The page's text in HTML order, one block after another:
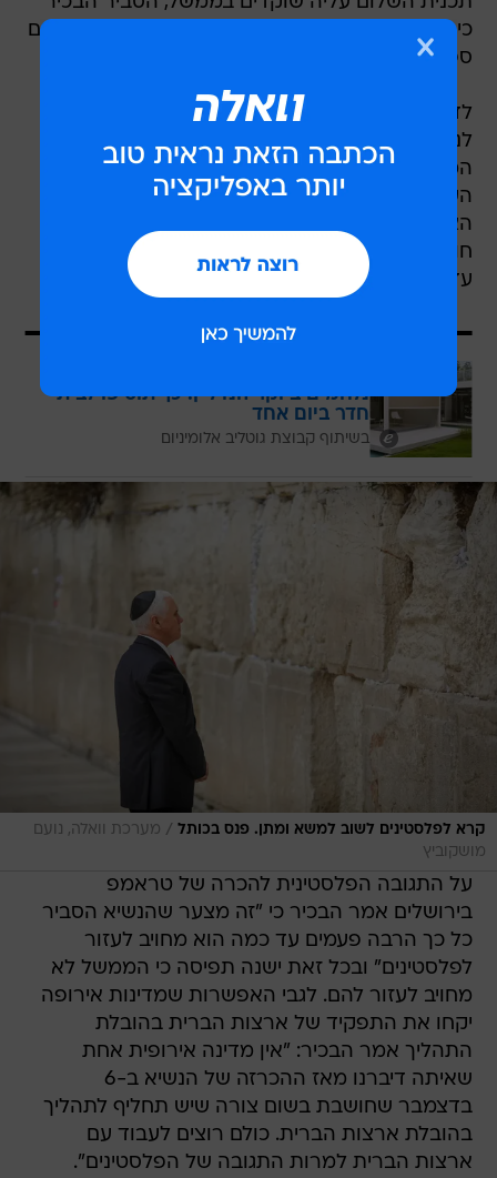
כי "אנחנו עדיין עובדים על כך", ואמר כי אין לוח זמנים
ספציפי לפרסום התכנית.
לדבריו, "אלו דברים שלוקחים זמן, ואנחנו מנסים
לנסח תוכנית ששני הצדדים יבינו שהיא משקפת את
המציאות של איך יראה ההסכם. בראייתנו, זו לא
העבודה שלנו לכפות את העיסקה על אף אחד מן
הצדדים. העבודה שלנו היא להציג תוכנית שאנחנו
חושבים שהיא הגיונית וראוייה לשני הצדדים. אנחנו
עדיין מעורבים לחלוטין בפיתוח התוכנית".
נלחמים ביוקר הנדל"ן: כך תוסיפו לבית
חדר ביום אחד
בשיתוף קבוצת גוטליב אלומיניום
קרא לפלסטינים לשוב למשא ומתן. פנס בכותל / מערכת וואלה, נועם
מושקוביץ
על התגובה הפלסטינית להכרה של טראמפ
בירושלים אמר הבכיר כי "זה מצער שהנשיא הסביר
כל כך הרבה פעמים עד כמה הוא מחויב לעזור
לפלסטינים" ובכל זאת ישנה תפיסה כי הממשל לא
מחויב לעזור להם. לגבי האפשרות שמדינות אירופה
יקחו את התפקיד של ארצות הברית בהובלת
התהליך אמר הבכיר: "אין מדינה אירופית אחת
שאיתה דיברנו מאז ההכרזה של הנשיא ב-6
בדצמבר שחושבת בשום צורה שיש תחליף לתהליך
בהובלת ארצות הברית. כולם רוצים לעבוד עם
ארצות הברית למרות התגובה של הפלסטינים".